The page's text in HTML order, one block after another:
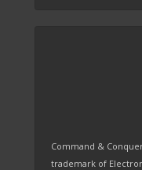
Command &
trademark of